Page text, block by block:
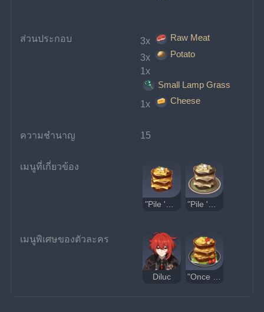
ส่วนประกอบ 3x
Raw Meat
3x
Potato
1x
Small Lamp Grass
1x
Cheese
ความชำนาญ 15
เมนูที่เกี่ยวข้อง
เมนูพิเศษของตัวละคร
Diluc